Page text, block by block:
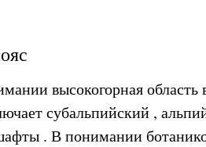
высокогорная
субальпийский ,
. В понимании